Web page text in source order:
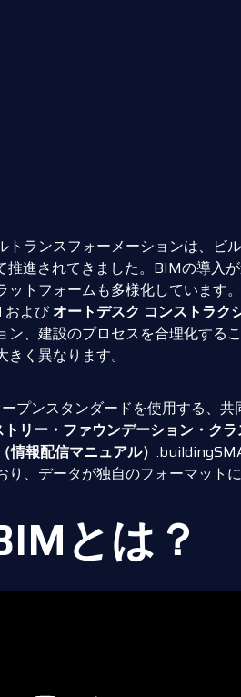
トランスフォーメーションは、ビ
推進されてきました。BIMの導入
トフォームも多様化しています
およびオートデスク コンストラク
ン、建設のプロセスを合理化する
く異なります。
プンスタンダードを使用する、
リー・ファウンデーション・クラ
情報配信マニュアル）
、データが独自のフォーマット
とは？